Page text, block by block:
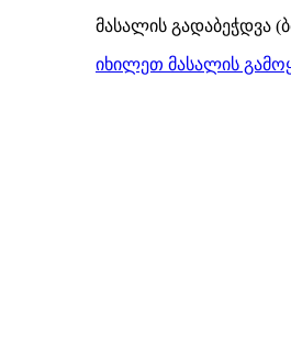
მასალის გადაბეჭდვა
იხილეთ მასალის